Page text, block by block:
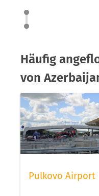
Häufig
von
Pulkovo Airport